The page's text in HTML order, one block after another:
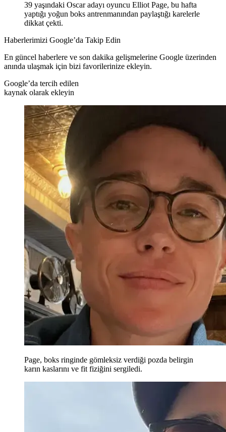
39 yaşındaki Oscar adayı oyuncu Elliot Page, bu hafta
yaptığı yoğun boks antrenmanından paylaştığı karelerle
dikkat çekti.
Haberlerimizi Google’da Takip Edin
En güncel haberlere ve son dakika gelişmelerine Google üzerinden
anında ulaşmak için bizi favorilerinize ekleyin.
Google’da tercih edilen
kaynak olarak ekleyin
Page, boks ringinde gömleksiz verdiği pozda belirgin
karın kaslarını ve fit fiziğini sergiledi.